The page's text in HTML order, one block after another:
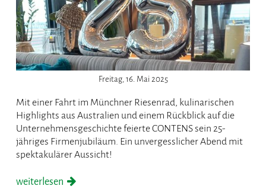
Freitag, 16. Mai 2025
Mit einer Fahrt im Münchner Riesenrad, kulinarischen
Highlights aus Australien und einem Rückblick auf die
Unternehmensgeschichte feierte CONTENS sein 25-
jähriges Firmenjubiläum. Ein unvergesslicher Abend mit
spektakulärer Aussicht!
weiterlesen